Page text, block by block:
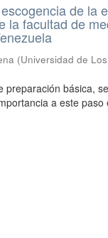
de la
la facultad de
(Universidad de
preparación básica,
a este